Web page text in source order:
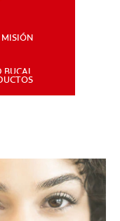
PROFESIONALES
MISIÓN
BUCAL